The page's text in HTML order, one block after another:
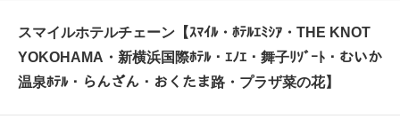
スマイルホテルチェーン【ｽﾏｲﾙ・ﾎﾃﾙｴﾐｼｱ・THE KNOT
YOKOHAMA・新横浜国際ﾎﾃﾙ・ｴﾉｴ・舞子ﾘｿﾞｰﾄ・むいか
温泉ﾎﾃﾙ・らんざん・おくたま路・プラザ菜の花】